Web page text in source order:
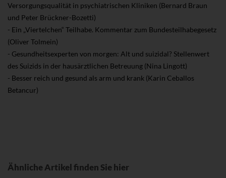
Versorgungsqualität in psychiatrischen Kliniken (Bernard Braun
und Peter Brückner-Bozetti)
- Ein „Viertelchen“ Teilhabe. Kommentar zum Bundesteilhabegesetz
(Oliver Tolmein)
- Gesundheitsexperten von morgen: Alt und suizidal? Stellenwert
des Suizids in der hausärztlichen Betreuung (Nina Lingott)
- Besser reich und gesund als arm und krank (Karin Ceballos
Betancur)
Ähnliche Artikel finden Sie hier